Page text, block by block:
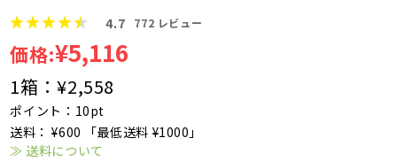
4.7 772 レビュー
価格:¥5,116
1箱：¥2,558
ポイント：10pt
送料： ¥600 「最低送料 ¥1000」
≫ 送料について